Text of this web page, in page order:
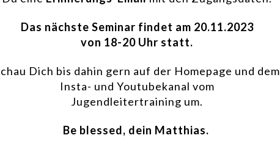
Das nächste Seminar findet am 20.11.2023
von 18-20 Uhr statt.
Dich bis dahin gern auf der Homepage und dem
Insta- und Youtubekanal vom
Jugendleitertraining um.
Be blessed, dein Matthias.